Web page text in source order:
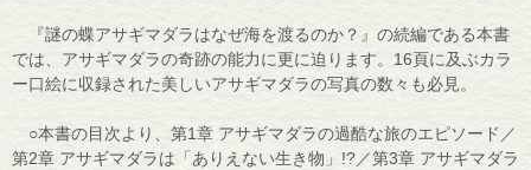
『謎の蝶アサギマダラはなぜ海を渡るのか？』の続編である本書
では、アサギマダラの奇跡の能力に更に迫ります。16頁に及ぶカラ
ー口絵に収録された美しいアサギマダラの写真の数々も必見。
○本書の目次より、第1章 アサギマダラの過酷な旅のエピソード／
第2章 アサギマダラは「ありえない生き物」!?／第3章 アサギマダラ